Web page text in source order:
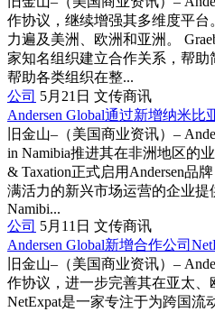
作协议，继续增强其多维度平
力遍及美洲、欧洲和亚洲。
家知名组织建立合作关系，帮助
帮助各类组织在整...
公司 5月21日 文传商讯
Andersen Global通过新增纳米
旧金山–（美国商业资讯）–
in Namibia推进其在非洲地区的
& Taxation正式启用Andersen品
满活力的新兴市场运营的企业提
Namibi...
公司 5月11日 文传商讯
Andersen Global新增合作公司
旧金山–（美国商业资讯）–
作协议，进一步完善其在亚太、
NetExpat是一家专注于为跨国